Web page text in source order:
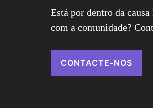
Está por dentro da
com a comunidade?
CONTACTE-NOS